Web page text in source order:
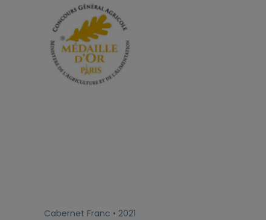
Cabernet Franc • 2021